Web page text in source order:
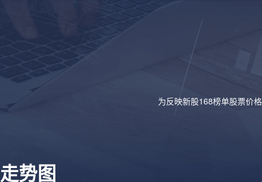
为反映新股168榜单股票价
走势图